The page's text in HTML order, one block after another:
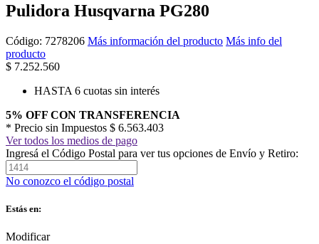
Pulidora Husqvarna PG280
Código: 7278206 Más información del producto Más info del
producto
$ 7.252.560
HASTA 6 cuotas sin interés
5% OFF CON TRANSFERENCIA
* Precio sin Impuestos $ 6.563.403
Ver todos los medios de pago
Ingresá el Código Postal para ver tus opciones de Envío y Retiro:
No conozco el código postal
Estás en:
Modificar